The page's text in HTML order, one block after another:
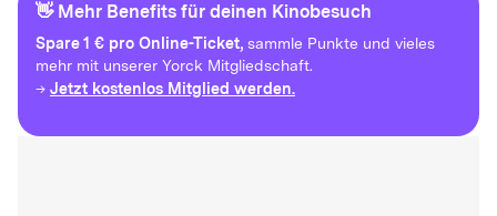
👋 Mehr Benefits für deinen Kinobesuch
Spare1 € pro Online-Ticket, sammle Punkte und vieles
mehr mit unserer Yorck Mitgliedschaft.
→ Jetzt kostenlos Mitglied werden.